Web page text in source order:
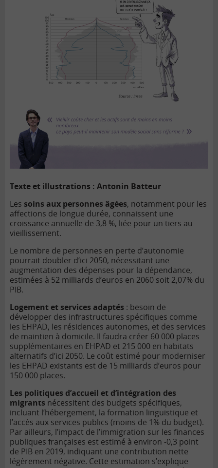
Texte et illustrations : Antonin Batteur
Les soins aux personnes âgées, notamment pour les
affections de longue durée, connaissent une
croissance annuelle de 3,8 %, liée pour un tiers au
vieillissement.
Le nombre de personnes en perte d’autonomie
pourrait doubler d’ici 2050, nécessitant une
augmentation des dépenses pour la dépendance,
estimées à 52 milliards d’euros en 2060 soit 2,07% du
PIB.
Logement et services adaptés : besoin de
développer des infrastructures spécifiques comme
les EHPAD, les résidences autonomes, et des services
de maintien à domicile. Il faudra créer 60 000 places
supplémentaires en EHPAD et 215 000 en habitats
alternatifs d’ici 2050. Le coût estimé pour moderniser
les EHPAD existants est de 15 milliards d’euros pour
150 000 places.
Les politiques d’accueil et d’intégration des
migrants nécessitent des budgets spécifiques,
incluant l’hébergement, la formation linguistique et
l’accès aux services publics (moins de 1% du budget).
Par ailleurs, l’impact de l’immigration sur les finances
publiques françaises est estimé à environ -0,3 point
de PIB en 2019, indiquant une contribution nette
légèrement négative. Cette estimation s’explique